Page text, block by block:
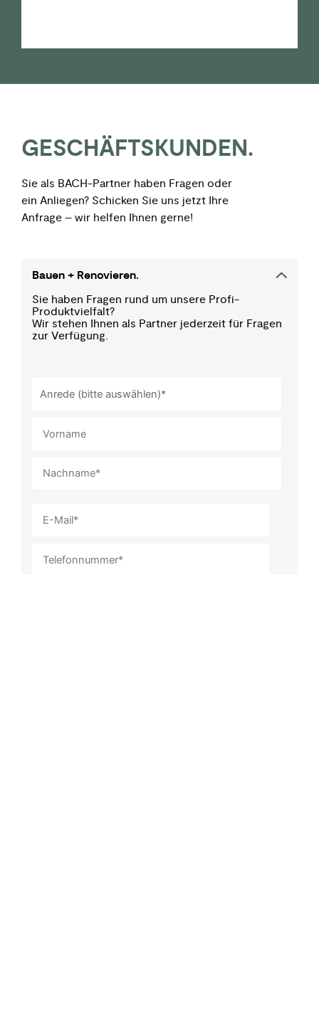
GESCHÄFTS­­KUNDEN.
Sie als BACH-Partner haben Fragen oder
ein Anliegen? Schicken Sie uns jetzt Ihre
Anfrage – wir helfen Ihnen gerne!
Bauen + Renovieren.
Sie haben Fragen rund um unsere Profi-
Produktvielfalt?
Wir stehen Ihnen als Partner jederzeit für Fragen
zur Verfügung.